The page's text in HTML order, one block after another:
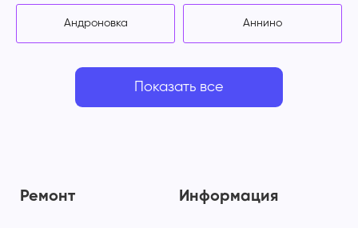
Андроновка Аннино
Показать все
Ремонт Информация